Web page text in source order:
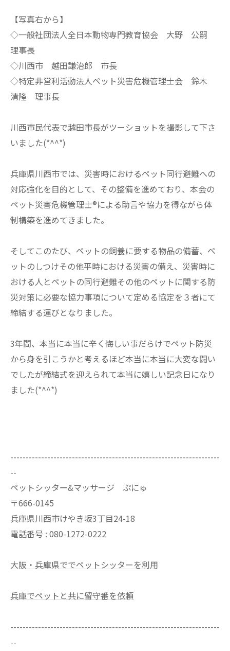
【写真右から】
◇一般社団法人全日本動物専門教育協会 大野 公嗣
理事長
◇川西市 越田謙治郎 市長
◇特定非営利活動法人ペット災害危機管理士会 鈴木
清隆 理事長
川西市民代表で越田市長がツーショットを撮影して下さ
いました(*^^*)
兵庫県川西市では、災害時におけるペット同行避難への
対応強化を目的として、その整備を進めており、本会の
ペット災害危機管理士®による助言や協力を得ながら体
制構築を進めてきました。
そしてこのたび、ペットの飼養に要する物品の備蓄、ペ
ットのしつけその他平時における災害の備え、災害時に
おける人とペットの同行避難その他のペットに関する防
災対策に必要な協力事項について定める協定を３者にて
締結する運びとなりました。
3年間、本当に本当に辛く悔しい事だらけでペット防災
から身を引こうかと考えるほど本当に本当に大変な闘い
でしたが締結式を迎えられて本当に嬉しい記念日になり
ました(*^^*)
--------------------------------------------------------------------
--
ペットシッター&マッサージ ぷにゅ
〒666-0145
兵庫県川西市けやき坂3丁目24-18
電話番号 : 080-1272-0222
大阪・兵庫県ででペットシッターを利用
兵庫でペットと共に留守番を依頼
--------------------------------------------------------------------
--